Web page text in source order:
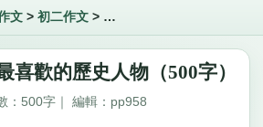
文 >初二作文 > 古人不遠，我最喜歡的歷史
喜歡的歷史人物（500字）
：500字｜ 編輯：pp958